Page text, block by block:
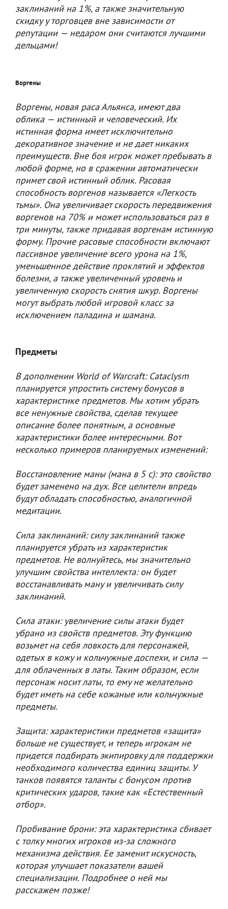
заклинаний на 1%, а также значительную
скидку у торговцев вне зависимости от
репутации — недаром они считаются лучшими
дельцами!
Воргены
Воргены, новая раса Альянса, имеют два
облика — истинный и человеческий. Их
истинная форма имеет исключительно
декоративное значение и не дает никаких
преимуществ. Вне боя игрок может пребывать в
любой форме, но в сражении автоматически
примет свой истинный облик. Расовая
способность воргенов называется «Легкость
тьмы». Она увеличивает скорость передвижения
воргенов на 70% и может использоваться раз в
три минуты, также придавая воргенам истинную
форму. Прочие расовые способности включают
пассивное увеличение всего урона на 1%,
уменьшенное действие проклятий и эффектов
болезни, а также увеличенный уровень и
увеличенную скорость снятия шкур. Воргены
могут выбрать любой игровой класс за
исключением паладина и шамана.
Предметы
В дополнении World of Warcraft: Cataclysm
планируется упростить систему бонусов в
характеристике предметов. Мы хотим убрать
все ненужные свойства, сделав текущее
описание более понятным, а основные
характеристики более интересными. Вот
несколько примеров планируемых изменений:
Восстановление маны (мана в 5 с): это свойство
будет заменено на дух. Все целители впредь
будут обладать способностью, аналогичной
медитации.
Сила заклинаний: силу заклинаний также
планируется убрать из характеристик
предметов. Не волнуйтесь, мы значительно
улучшим свойства интеллекта: он будет
восстанавливать ману и увеличивать силу
заклинаний.
Сила атаки: увеличение силы атаки будет
убрано из свойств предметов. Эту функцию
возьмет на себя ловкость для персонажей,
одетых в кожу и кольчужные доспехи, и сила —
для облаченных в латы. Таким образом, если
персонаж носит латы, то ему не желательно
будет иметь на себе кожаные или кольчужные
предметы.
Защита: характеристики предметов «защита»
больше не существует, и теперь игрокам не
придется подбирать экипировку для поддержки
необходимого количества единиц защиты. У
танков появятся таланты с бонусом против
критических ударов, такие как «Естественный
отбор».
Пробивание брони: эта характеристика сбивает
с толку многих игроков из-за сложного
механизма действия. Ее заменит искусность,
которая улучшает показатели вашей
специализации. Подробнее о ней мы
расскажем позже!